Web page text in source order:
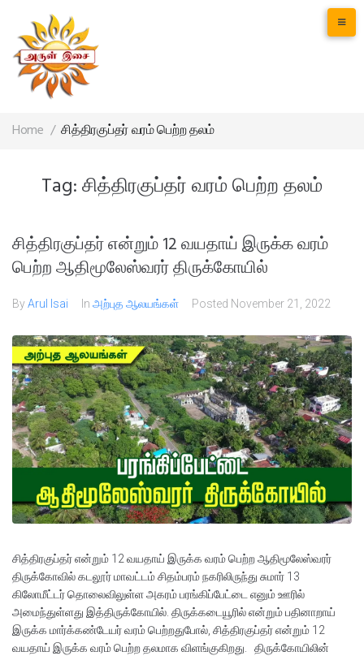
Home / சித்திரகுப்தர் வரம் பெற்ற தலம்
Tag:சித்திரகுப்தர் வரம் பெற்ற தலம்
சித்திரகுப்தர் என்றும் 12 வயதாய் இருக்க வரம்
பெற்ற ஆதிமூலேஸ்வரர் திருக்கோயில்
ByArul Isai In அற்புத ஆலயங்கள் Posted November 21, 2022
சித்திரகுப்தர் என்றும் 12 வயதாய் இருக்க வரம் பெற்ற ஆதிமூலேஸ்வரர்
திருக்கோவில் கடலூர் மாவட்டம் சிதம்பரம் நகரிலிருந்து சுமார் 13
கிலோமீட்டர் தொலைவிலுள்ள அகரம் பரங்கிப்பேட்டை எனும் ஊரில்
அமைந்துள்ளது இத்திருக்கோயில். திருக்கடையூரில் என்றும் பதினாறாய்
இருக்க மார்க்கண்டேயர் வரம் பெற்றதுபோல், சித்திரகுப்தர் என்றும் 12
வயதாய் இருக்க வரம் பெற்ற தலமாக விளங்குகிறது. திருக்கோயிலின்